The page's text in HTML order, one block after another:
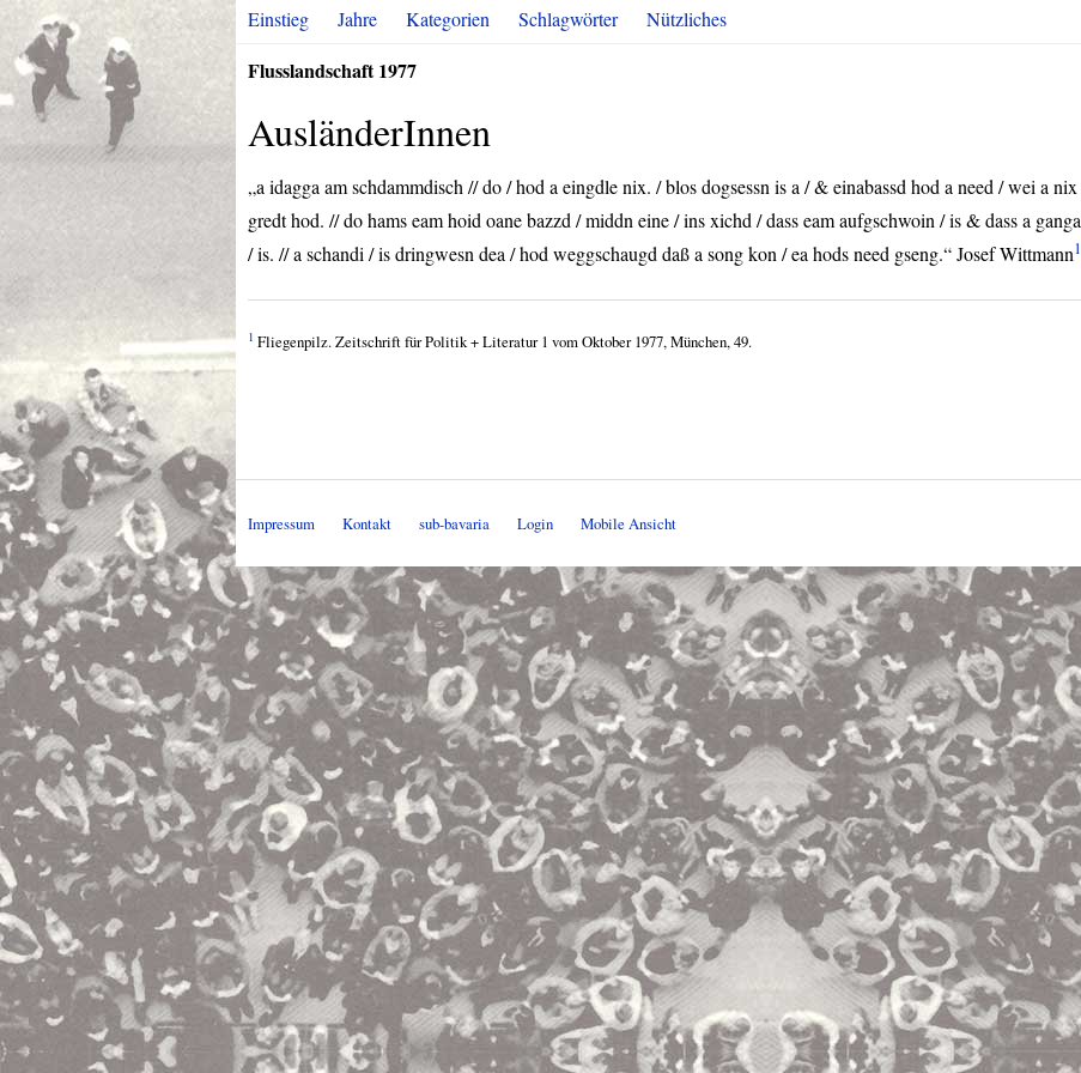
Einstieg Jahre Kategorien Schlagwörter Nützliches
Flusslandschaft 1977
AusländerInnen
„a idagga am schdammdisch // do / hod a eingdle nix. / blos dogsessn is a / & einabassd hod a need / wei a nix
gredt hod. // do hams eam hoid oane bazzd / middn eine / ins xichd / dass eam aufgschwoin / is & dass a ganga
/ is. // a schandi / is dringwesn dea / hod weggschaugd daß a song kon / ea hods need gseng.“ Josef Wittmann1
1 Fliegenpilz. Zeitschrift für Politik + Literatur 1 vom Oktober 1977, München, 49.
Impressum Kontakt sub-bavaria Login Mobile Ansicht